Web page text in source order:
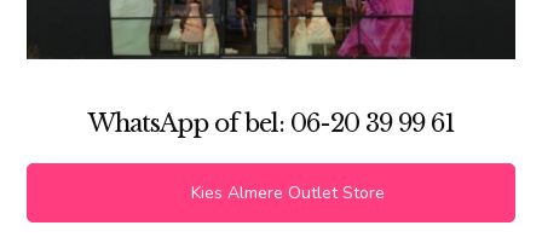
WhatsApp of bel: 06-20 39 99 61
Kies Almere Outlet Store